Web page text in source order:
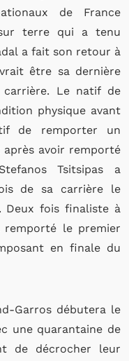
de France
terre qui a tenu
a fait son retour à
être sa dernière
Le natif de
physique avant
de remporter un
après avoir remporté
Tsitsipas a
de sa carrière le
Deux fois finaliste à
remporté le premier
en finale du
Garros débutera le
une quarantaine de
de décrocher leur